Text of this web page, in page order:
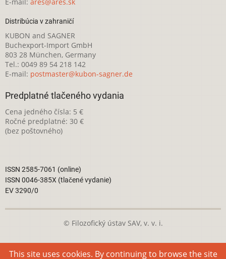
Distribúcia v zahraničí
KUBON and SAGNER
Buchexport-Import GmbH
803 28 München, Germany
Tel.: 0049 89 54 218 142
E-mail: postmaster@kubon-sagner.de
Predplatné tlačeného vydania
Cena jedného čísla: 5 €
Ročné predplatné: 30 €
(bez poštovného)
ISSN 2585-7061 (online)
ISSN 0046-385X (tlačené vydanie)
EV 3290/0
© Filozofický ústav SAV, v. v. i.
Táto webová stránka je licencovaná podCreative Commons
This site uses cookies. By continuing to browse the site